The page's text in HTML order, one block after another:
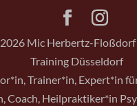
Mic Herbertz-
Training Düsseldorf
Trainer*in, Expert*in
Coach, Heilpraktiker*in